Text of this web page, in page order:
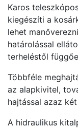
Karos
kiegészíti a
lehet
határolással
terheléstől
Többféle
az alapkivitel,
hajtással azaz
A hidraulikus